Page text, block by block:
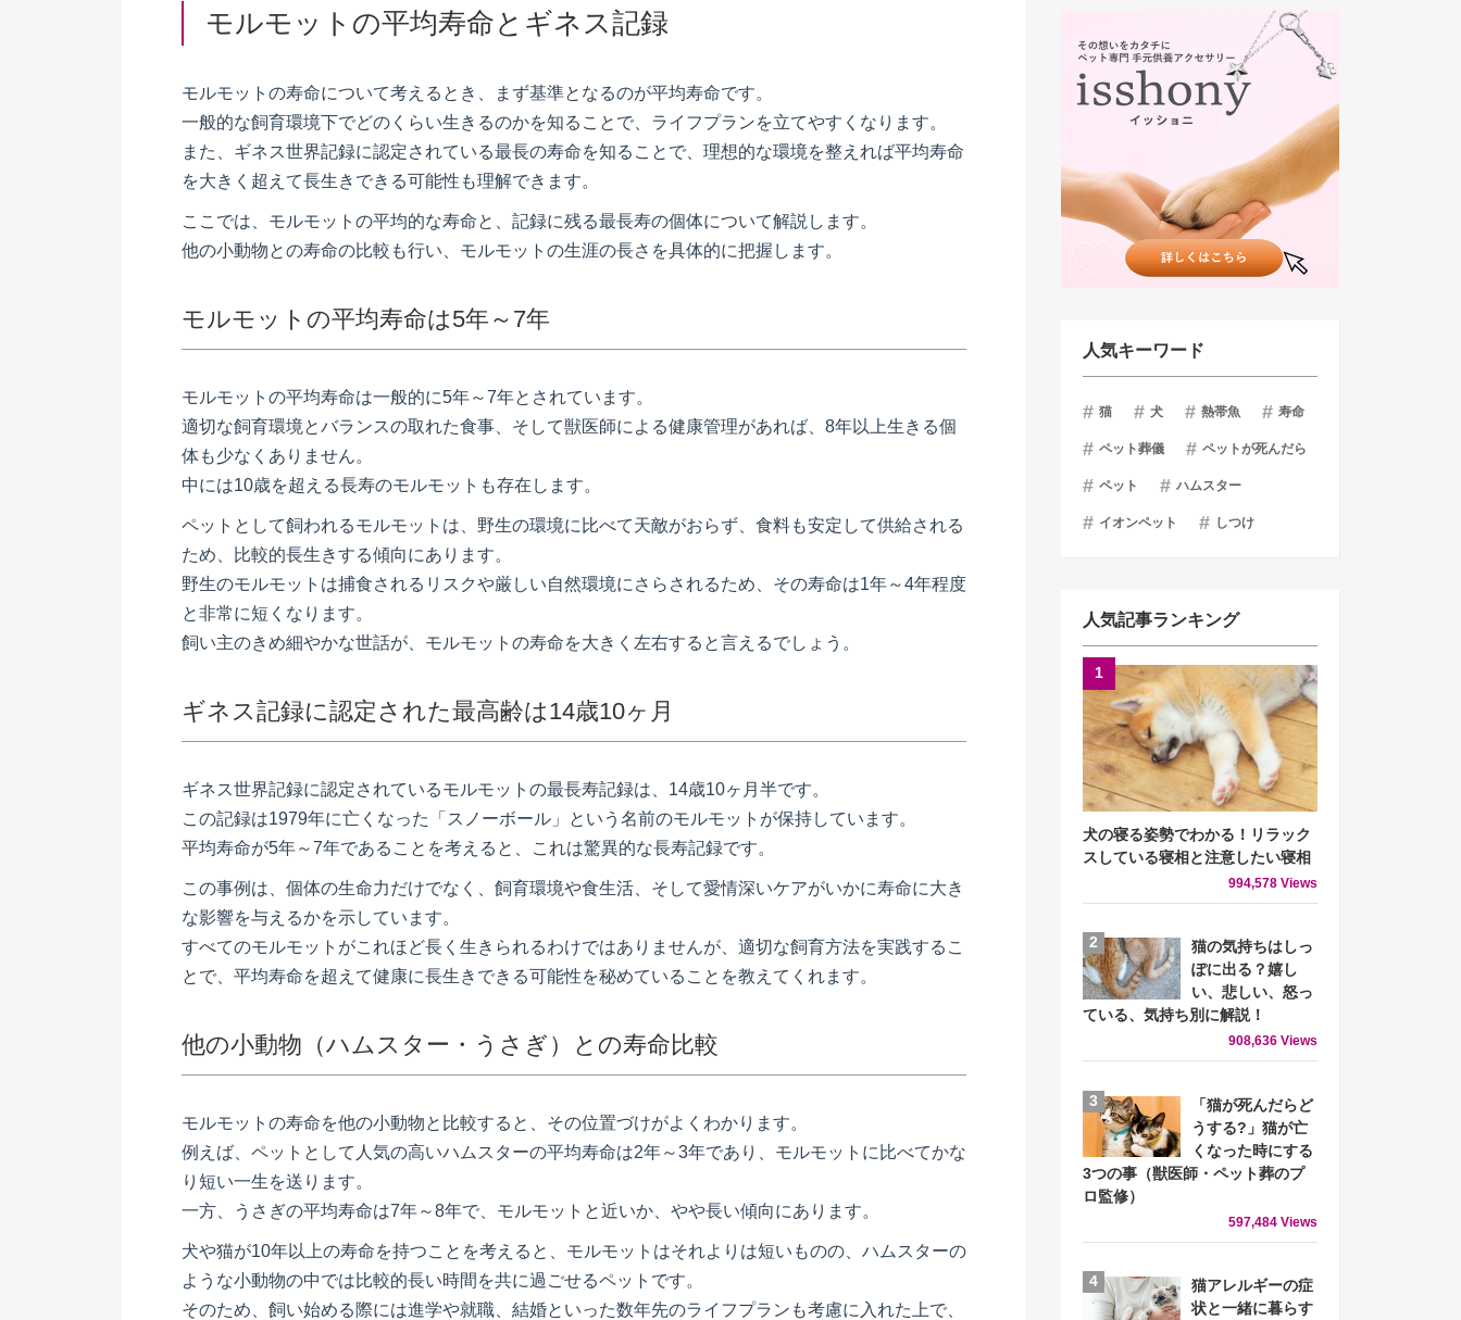
モルモットの平均寿命とギネス記録
モルモットの寿命について考えるとき、まず基準となるのが平均寿命です。
一般的な飼育環境下でどのくらい生きるのかを知ることで、ライフプランを立てやすくなります。
また、ギネス世界記録に認定されている最長の寿命を知ることで、理想的な環境を整えれば平均寿命
を大きく超えて長生きできる可能性も理解できます。
ここでは、モルモットの平均的な寿命と、記録に残る最長寿の個体について解説します。
他の小動物との寿命の比較も行い、モルモットの生涯の長さを具体的に把握します。
モルモットの平均寿命は5年～7年
モルモットの平均寿命は一般的に5年～7年とされています。
適切な飼育環境とバランスの取れた食事、そして獣医師による健康管理があれば、8年以上生きる個
体も少なくありません。
中には10歳を超える長寿のモルモットも存在します。
ペットとして飼われるモルモットは、野生の環境に比べて天敵がおらず、食料も安定して供給される
ため、比較的長生きする傾向にあります。
野生のモルモットは捕食されるリスクや厳しい自然環境にさらされるため、その寿命は1年～4年程度
と非常に短くなります。
飼い主のきめ細やかな世話が、モルモットの寿命を大きく左右すると言えるでしょう。
ギネス記録に認定された最高齢は14歳10ヶ月
ギネス世界記録に認定されているモルモットの最長寿記録は、14歳10ヶ月半です。
この記録は1979年に亡くなった「スノーボール」という名前のモルモットが保持しています。
平均寿命が5年～7年であることを考えると、これは驚異的な長寿記録です。
この事例は、個体の生命力だけでなく、飼育環境や食生活、そして愛情深いケアがいかに寿命に大き
な影響を与えるかを示しています。
すべてのモルモットがこれほど長く生きられるわけではありませんが、適切な飼育方法を実践するこ
とで、平均寿命を超えて健康に長生きできる可能性を秘めていることを教えてくれます。
他の小動物（ハムスター・うさぎ）との寿命比較
モルモットの寿命を他の小動物と比較すると、その位置づけがよくわかります。
例えば、ペットとして人気の高いハムスターの平均寿命は2年～3年であり、モルモットに比べてかな
り短い一生を送ります。
一方、うさぎの平均寿命は7年～8年で、モルモットと近いか、やや長い傾向にあります。
犬や猫が10年以上の寿命を持つことを考えると、モルモットはそれよりは短いものの、ハムスターの
ような小動物の中では比較的長い時間を共に過ごせるペットです。
そのため、飼い始める際には進学や就職、結婚といった数年先のライフプランも考慮に入れた上で、
人気キーワード
猫 犬 熱帯魚 寿命
ペット葬儀 ペットが死んだら
ペット ハムスター
イオンペット しつけ
人気記事ランキング
犬の寝る姿勢でわかる！リラック
スしている寝相と注意したい寝相
994,578 Views
猫の気持ちはしっ
ぽに出る？嬉し
い、悲しい、怒っ
ている、気持ち別に解説！
908,636 Views
「猫が死んだらど
うする?」猫が亡
くなった時にする
3つの事（獣医師・ペット葬のプ
ロ監修）
597,484 Views
猫アレルギーの症
状と一緒に暮らす